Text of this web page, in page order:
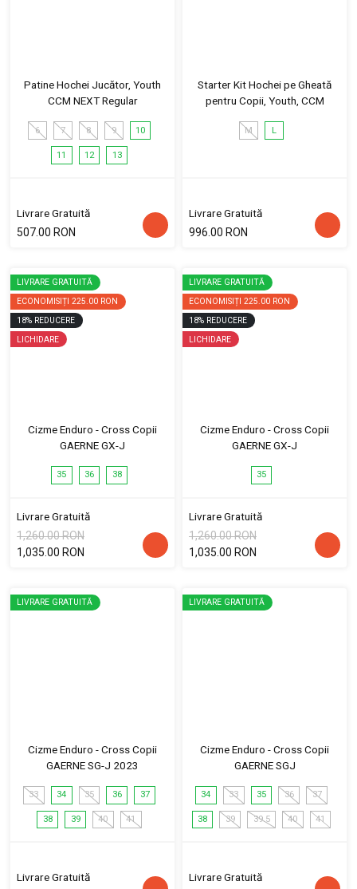
Patine Hochei Jucător, Youth
CCM NEXT Regular
6 7 8 9 10
11 12 13
Livrare Gratuită
507.00 RON
Starter Kit Hochei pe Gheată
pentru Copii, Youth, CCM
M L
Livrare Gratuită
996.00 RON
LIVRARE GRATUITĂ
ECONOMISIȚI 225.00 RON
18% REDUCERE
LICHIDARE
Cizme Enduro - Cross Copii
GAERNE GX-J
35 36 38
Livrare Gratuită
1,260.00 RON
1,035.00 RON
LIVRARE GRATUITĂ
ECONOMISIȚI 225.00 RON
18% REDUCERE
LICHIDARE
Cizme Enduro - Cross Copii
GAERNE GX-J
35
Livrare Gratuită
1,260.00 RON
1,035.00 RON
LIVRARE GRATUITĂ
Cizme Enduro - Cross Copii
GAERNE SG-J 2023
33 34 35 36 37
38 39 40 41
Livrare Gratuită
LIVRARE GRATUITĂ
Cizme Enduro - Cross Copii
GAERNE SGJ
34 33 35 36 37
38 39 39.5 40 41
Livrare Gratuită